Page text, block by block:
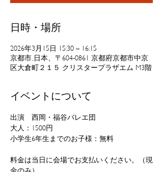
日時・場所
2026年3月15日 15:30 – 16:15
京都市, 日本、〒604-0861 京都府京都市中京
区大倉町２１５ クリスタープラザエム M3階
イベントについて
出演　西岡・福谷バレエ団
大人：1500円
小学生6年生までのお子様：無料
料金は当日に会場でお支払いください。（現
金のみ）